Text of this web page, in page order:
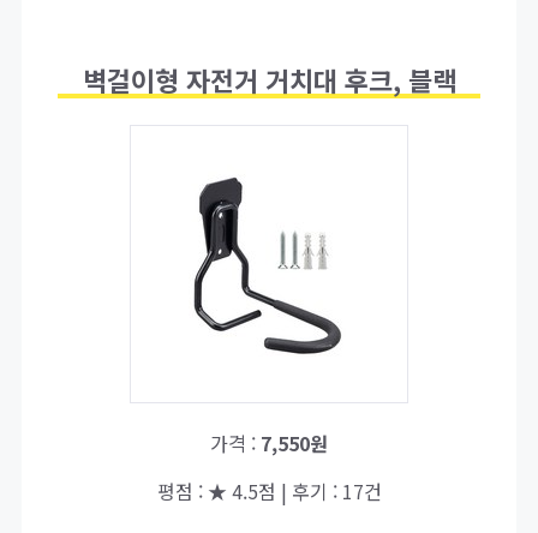
벽걸이형 자전거 거치대 후크, 블랙
가격 : 7,550원
평점 : ★ 4.5점 | 후기 : 17건